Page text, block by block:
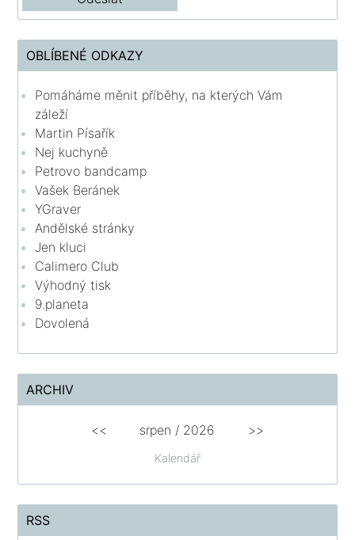
OBLÍBENÉ ODKAZY
Pomáháme měnit příběhy, na kterých Vám
záleží
Martin Písařík
Nej kuchyně
Petrovo bandcamp
Vašek Beránek
YGraver
Andělské stránky
Jen kluci
Calimero Club
Výhodný tisk
9.planeta
Dovolená
ARCHIV
Kalendář
<< srpen / 2026 >>
RSS